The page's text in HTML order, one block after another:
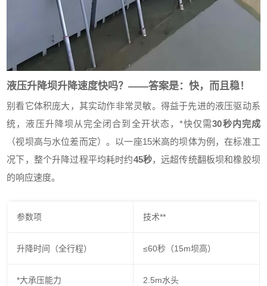
液压升降坝升降速度快吗？——答案是：快，而且稳！
别看它体积庞大，其实动作非常灵敏。得益于先进的液压驱动系
统，液压升降坝从完全闭合到全开状态，*快仅需30秒内完成
（视坝高与水位差而定）。以一座15米高的坝体为例，在标准工
况下，整个升降过程平均耗时约45秒，远超传统翻板坝和橡胶坝
的响应速度。
参数项 技术**
升降时间（全行程） ≤60秒（15m坝高）
*大承压能力 2.5m水头